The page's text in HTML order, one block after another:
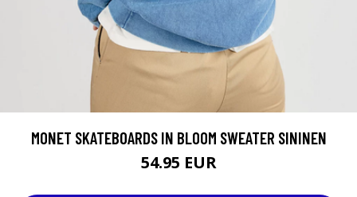
MONET SKATEBOARDS IN BLOOM SWEATER SININEN
54.95 EUR